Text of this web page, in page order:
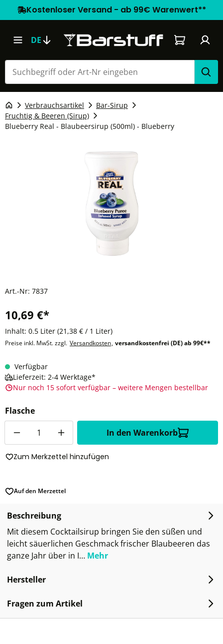
Kostenloser Versand - ab 99€ Warenwert**
DE Warenkorb
Verbrauchsartikel
Bar-Sirup
Fruchtig & Beeren (Sirup)
Blueberry Real - Blaubeersirup (500ml) - Blueberry
Art.-Nr: 7837
10,69 €*
Inhalt: 0.5 Liter (21,38 € / 1 Liter)
Preise inkl. MwSt. zzgl. Versandkosten, versandkostenfrei (DE) ab 99€**
Verfügbar
Lieferzeit: 2-4 Werktage*
Nur noch 15 sofort verfügbar – weitere Mengen bestellbar
Flasche
In den Warenkorb
Zum Merkzettel hinzufügen
Auf den Merzettel
Beschreibung
Mit diesem Cocktailsirup bringen Sie den süßen und
leicht säuerlichen Geschmack frischer Blaubeeren das
ganze Jahr über in I… Mehr
Hersteller
Fragen zum Artikel